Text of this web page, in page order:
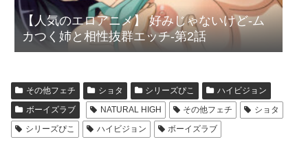
【人気のエロアニメ】 好みじゃないけど-ム
カつく姉と相性抜群エッチ-第2話
その他フェチ ショタ シリーズぴこ
ハイビジョン
ボーイズラブ
NATURAL HIGH その他フェチ
ショタ
シリーズぴこ
ハイビジョン ボーイズラブ